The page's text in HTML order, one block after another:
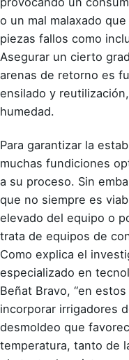
o un mal malaxado
piezas fallos como
Asegurar un cierto
arenas de retorno es
ensilado y
humedad.
Para garantizar la
muchas fundiciones
a su proceso. Sin
que no siempre es
elevado del equipo o
trata de equipos de
Como explica el
especializado en
Beñat Bravo, “en
incorporar irrigadores
desmoldeo que
temperatura, tanto de